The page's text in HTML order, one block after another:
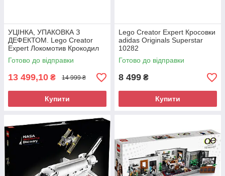
УЦІНКА, УПАКОВКА З
ДЕФЕКТОМ. Lego Creator
Expert Локомотив Крокодил
10277
Готово до відправки
13 499,10 ₴ 14 999 ₴
Купити
Lego Creator Expert Кросовки
adidas Originals Superstar
10282
Готово до відправки
8 499 ₴
Купити